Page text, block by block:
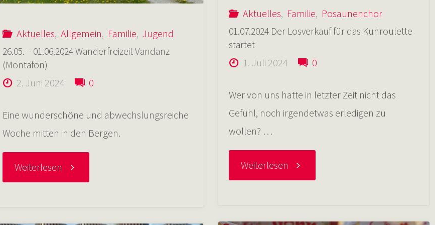
Gastropub
in
die
ältesten
Albvereinsplatz"
Aktuelles, Familie, Posaunenchor
01.07.2024 Der Losverkauf für das Kuhroulette
startet
1. Juli 2024 0
Wer von uns hatte in letzter Zeit nicht das
Gefühl, noch irgendetwas erledigen zu
wollen? …
Weiterlesen "01.07.2024
Aktuelles, Allgemein, Familie, Jugend
26.05. – 01.06.2024 Wanderfreizeit Vandanz
(Montafon)
2. Juni 2024 0
Eine wunderschöne und abwechslungsreiche
Woche mitten in den Bergen.
Weiterlesen "26.05.